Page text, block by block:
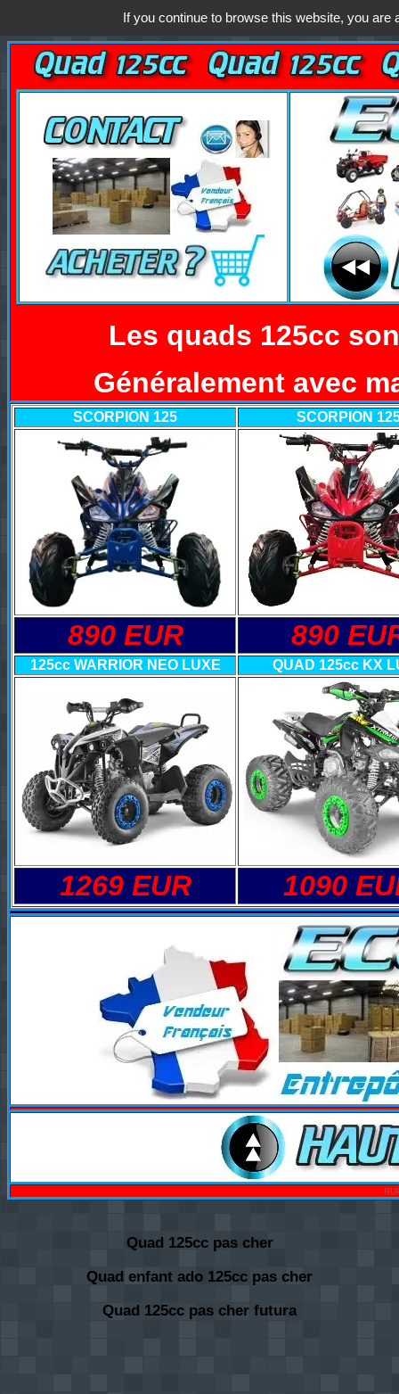
Les quads 125cc
Généralement avec
SCORPION 125 SCORPION
890 EUR 890
125cc WARRIOR NEO LUXE QUAD 125cc KX
1269 EUR 1090
Quad 125cc pas cher
Quad enfant ado 125cc pas cher
Quad 125cc pas cher futura
If you continue to browse this website, you